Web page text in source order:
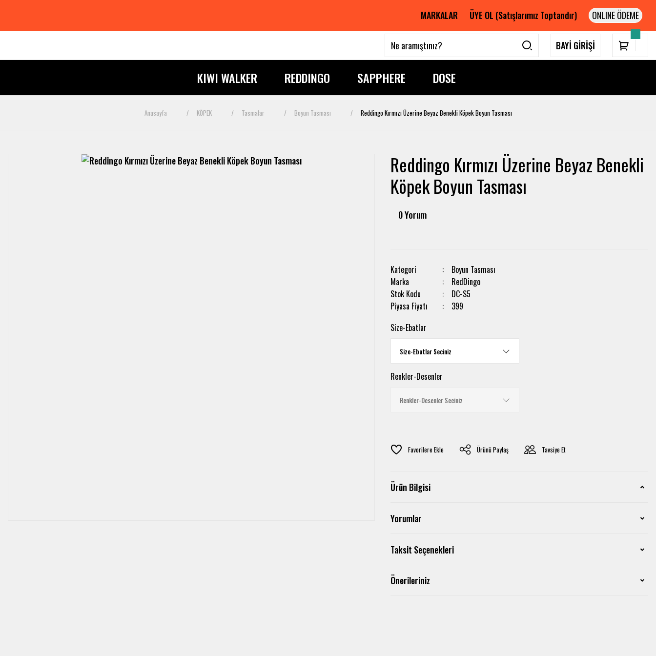
MARKALAR ÜYE OL (Satışlarımız Toptandır)
BAYİ GİRİŞİ
KIWI WALKER REDDINGO SAPPHERE DOSE
Anasayfa KÖPEK Tasmalar Boyun Tasması Reddingo Kırmızı Üzerine Beyaz Benekli Köpek Boyun Tasması
Reddingo Kırmızı Üzerine Beyaz Benekli
Köpek Boyun Tasması
0 Yorum
Kategori
Boyun Tasması
Marka
RedDingo
Stok Kodu
DC-S5
Piyasa Fiyatı
399
Size-Ebatlar
Renkler-Desenler
Ürünü Paylaş Tavsiye Et
Ürün Bilgisi
Yorumlar
Taksit Seçenekleri
Önerileriniz